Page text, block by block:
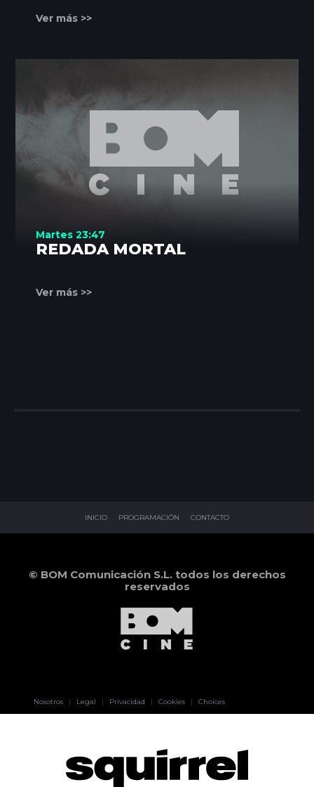
Ver más >>
Martes 23:47
REDADA MORTAL
Ver más >>
INICIO PROGRAMACIÓN CONTACTO
© BOM Comunicación S.L. todos los derechos
reservados
Nosotros | Legal | Privacidad | Cookies | Choices